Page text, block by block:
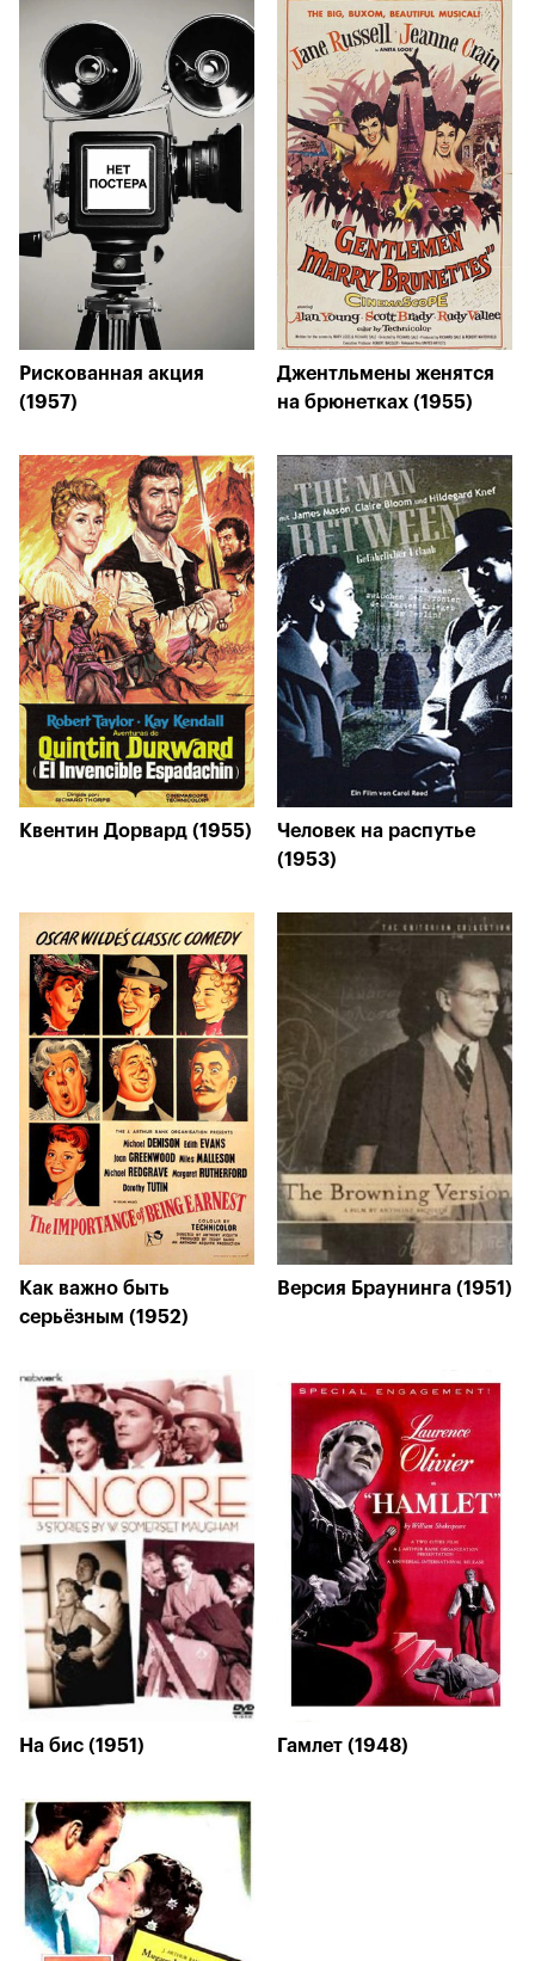
Рискованная акция
(1957)
Джентльмены женятся
на брюнетках (1955)
Квентин Дорвард (1955)
Человек на распутье
(1953)
Как важно быть
серьёзным (1952)
Версия Браунинга (1951)
На бис (1951) Гамлет (1948)